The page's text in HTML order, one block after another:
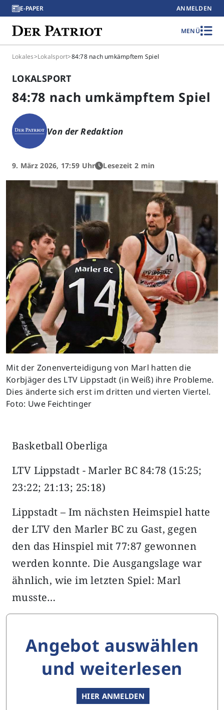
E-PAPER ANMELDEN
MENÜ
Lokales>Lokalsport>84:78 nach umkämpftem Spiel
LOKALSPORT
84:78 nach umkämpftem Spiel
Von der Redaktion
9. März 2026, 17:59 Uhr Lesezeit 2 min
Mit der Zonenverteidigung von Marl hatten die
Korbjäger des LTV Lippstadt (in Weiß) ihre Probleme.
Dies änderte sich erst im dritten und vierten Viertel.
Foto: Uwe Feichtinger
Basketball Oberliga
LTV Lippstadt - Marler BC 84:78 (15:25;
23:22; 21:13; 25:18)
Lippstadt – Im nächsten Heimspiel hatte
der LTV den Marler BC zu Gast, gegen
den das Hinspiel mit 77:87 gewonnen
werden konnte. Die Ausgangslage war
ähnlich, wie im letzten Spiel: Marl
musste…
Angebot auswählen
und weiterlesen
HIER ANMELDEN